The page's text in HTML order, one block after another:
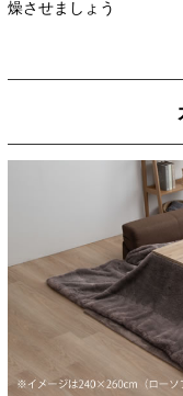
燥させましょう